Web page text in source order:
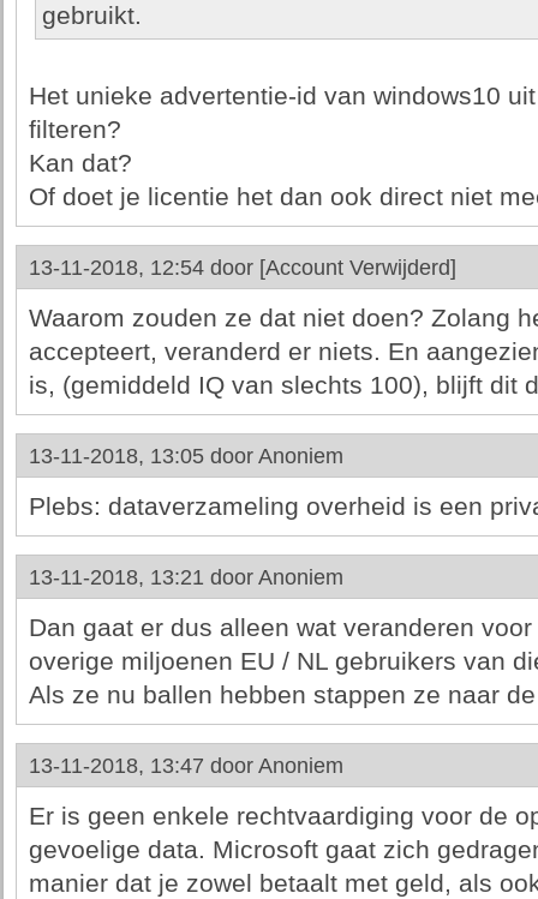
gebruikt.
Het unieke advertentie-id van windows10
filteren?
Kan dat?
Of doet je licentie het dan ook direct niet
13-11-2018, 12:54 door [Account Verwijderd]
Waarom zouden ze dat niet doen? Zolang
accepteert, veranderd er niets. En
is, (gemiddeld IQ van slechts 100), blijft dit
13-11-2018, 13:05 door Anoniem
Plebs: dataverzameling overheid is een
13-11-2018, 13:21 door Anoniem
Dan gaat er dus alleen wat veranderen
overige miljoenen EU / NL gebruikers van
Als ze nu ballen hebben stappen ze naar
13-11-2018, 13:47 door Anoniem
Er is geen enkele rechtvaardiging voor de
gevoelige data. Microsoft gaat zich
manier dat je zowel betaalt met geld, als